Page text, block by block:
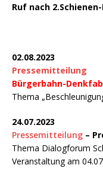
Ruf nach
02.08.2023
Pressemitteilung
Bürgerbahn-
Thema
24.07.2023
Pressemitteilung –
Thema Dialogforum
Veranstaltung am